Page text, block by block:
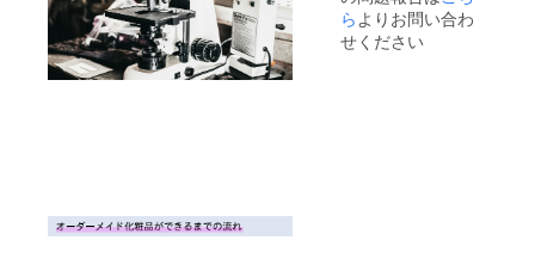
22CZ20
0198
らよりお問い合わ
せください